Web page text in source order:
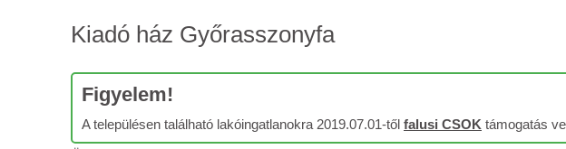
Kiadó ház Győrasszonyfa
Figyelem!
A településen található lakóingatlanokra 2019.07.01-től falusi CSOK támogatás